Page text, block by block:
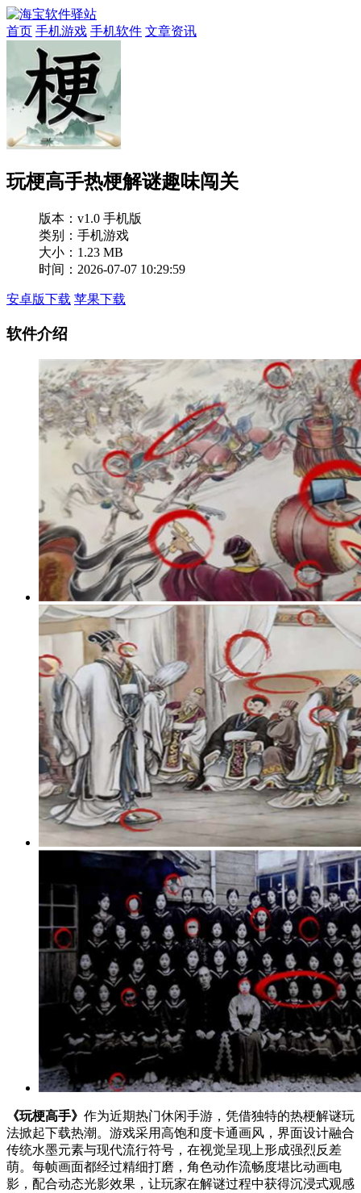
首页 手机游戏 手机软件 文章资讯
玩梗高手热梗解谜趣味闯关
版本： v1.0 手机版
类别：手机游戏
大小：1.23 MB
时间：2026-07-07 10:29:59
安卓版下载 苹果下载
软件介绍
《玩梗高手》 作为近期热门休闲手游，凭借独特的热梗解谜玩
法掀起下载热潮。游戏采用高饱和度卡通画风，界面设计融合
传统水墨元素与现代流行符号，在视觉呈现上形成强烈反差
萌。每帧画面都经过精细打磨，角色动作流畅度堪比动画电
影，配合动态光影效果，让玩家在解谜过程中获得沉浸式观感